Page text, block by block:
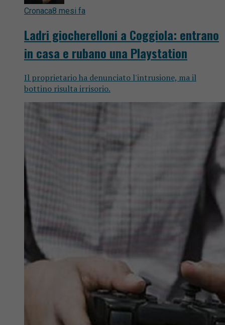
Cronaca8 mesi fa
Ladri giocherelloni a Coggiola: entrano
in casa e rubano una Playstation
Il proprietario ha denunciato l'intrusione, ma il
bottino risulta irrisorio.